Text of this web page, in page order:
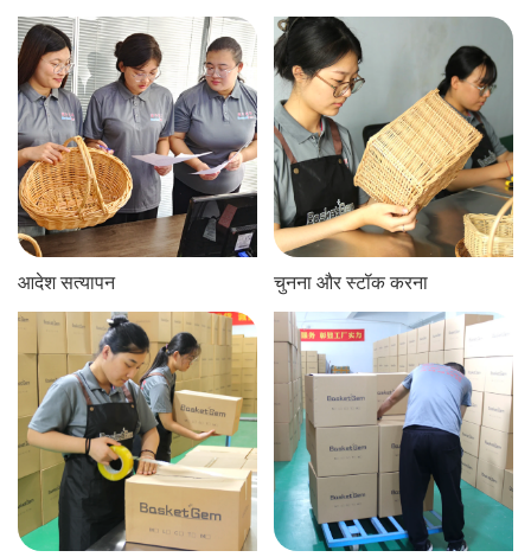
आदेश सत्यापन चुनना और स्टॉक करना